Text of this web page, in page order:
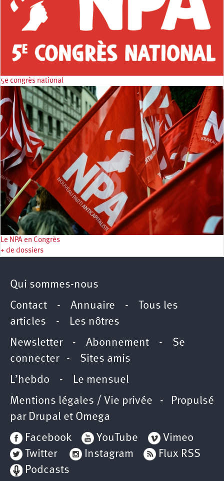
5e congrès national
Le NPA en Congrès
+ de dossiers
Qui sommes-nous
Contact - Annuaire -
Tous les
articles - Les nôtres
Newsletter- Abonnement - Se
connecter- Sites amis
L’hebdo - Le mensuel
Mentions légales / Vie privée - Propulsé
par Drupal et Omega
Facebook
YouTube
Vimeo
Twitter
Instagram
Flux RSS
Podcasts